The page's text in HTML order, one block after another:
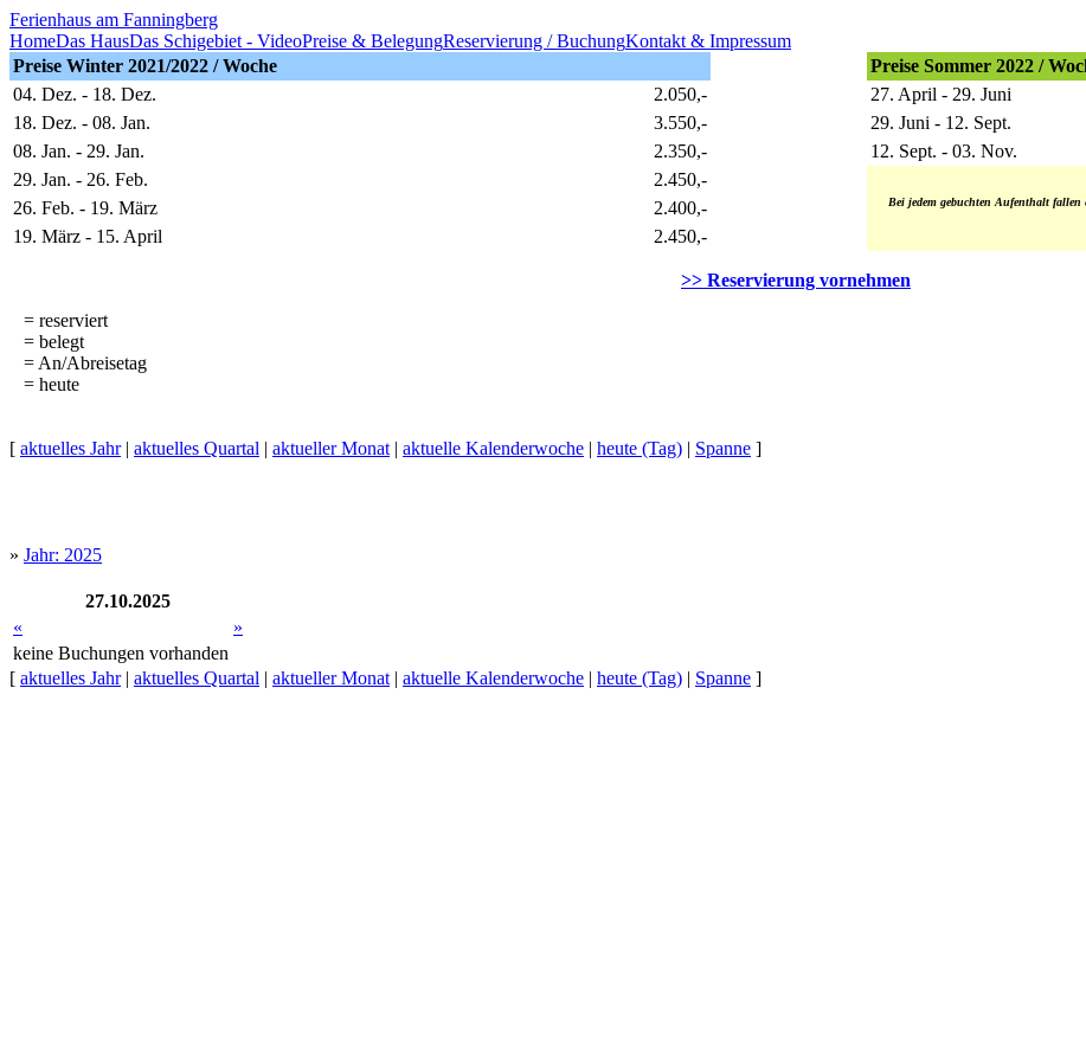
Ferienhaus am Fanningberg
HomeDas HausDas Schigebiet - VideoPreise & BelegungReservierung / BuchungKontakt & Impressum
Preise Winter 2021/2022 / Woche
Preise Sommer 2022 /
04. Dez. - 18. Dez.
2.050,- 27. April - 29. Juni
18. Dez. - 08. Jan.
3.550,- 29. Juni - 12. Sept.
08. Jan. - 29. Jan.
2.350,- 12. Sept. - 03. Nov.
29. Jan. - 26. Feb.
2.450,-
Bei jedem gebuchten Aufenthalt
26. Feb. - 19. März
2.400,-
19. März - 15. April
2.450,-
>> Reservierung vornehmen
= reserviert
= belegt
= An/Abreisetag
= heute
[ aktuelles Jahr| aktuelles Quartal | aktueller Monat | aktuelle Kalenderwoche | heute (Tag) | Spanne ]
» Jahr: 2025
27.10.2025
«
»
keine Buchungen vorhanden
[ aktuelles Jahr| aktuelles Quartal | aktueller Monat | aktuelle Kalenderwoche | heute (Tag) | Spanne ]